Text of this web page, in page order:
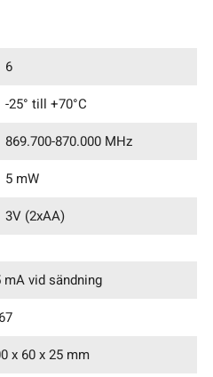
6
-25° till +70°C
869.700-870.000 MHz
5 mW
3V (2xAA)
mA vid sändning
x 60 x 25 mm